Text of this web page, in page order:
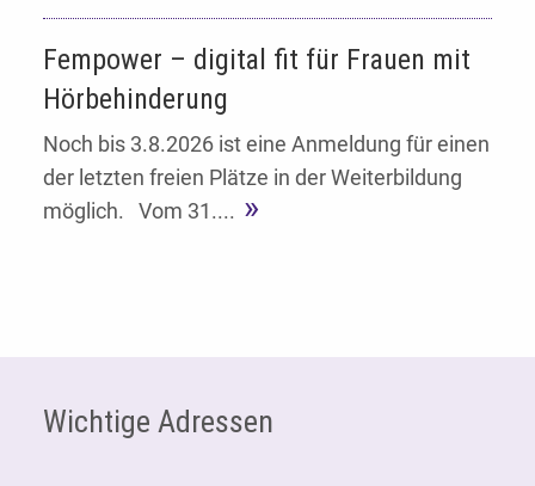
Fempower – digital fit für Frauen mit
Hörbehinderung
Noch bis 3.8.2026 ist eine Anmeldung für einen
der letzten freien Plätze in der Weiterbildung
möglich. Vom 31....
Wichtige Adressen